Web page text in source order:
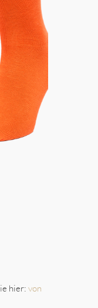
hier: von